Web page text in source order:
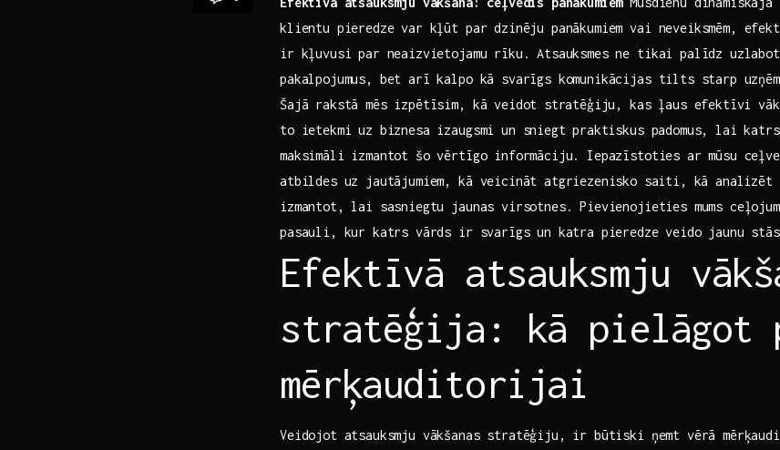
klientu pieredze var kļūt par dzinēju panākumiem vai neveiksmēm,
ir kļuvusi par neaizvietojamu rīku. Atsauksmes ne tikai palīdz uzlabot
pakalpojumus, bet arī kalpo kā svarīgs komunikācijas tilts starp
Šajā rakstā mēs izpētīsim, kā veidot ⁢stratēģiju, kas ļaus efektīvi
to ietekmi uz biznesa izaugsmi un sniegt ⁣praktiskus padomus, lai⁣ katrs
maksimāli izmantot šo vērtīgo informāciju. Iepazīstoties ar mūsu
atbildes uz jautājumiem, kā veicināt atgriezenisko⁤ saiti, kā analizēt
izmantot, lai sasniegtu jaunas‌ virsotnes. Pievienojieties mums
pasauli, kur katrs vārds ir svarīgs un katra pieredze veido jaunu
Efektīvā atsauksmju
stratēģija: kā pielāgot
mērķauditorijai
Veidojot atsauksmju vākšanas stratēģiju, ir būtiski ņemt vērā